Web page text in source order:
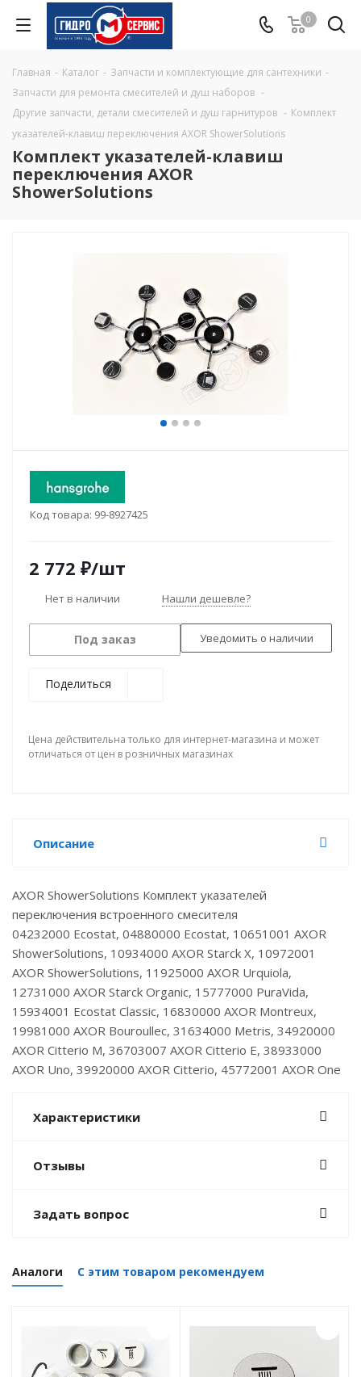
0
Главная - Каталог - Запчасти и комплектующие для сантехники -
Запчасти для ремонта смесителей и душ наборов -
Другие запчасти, детали смесителей и душ гарнитуров - Комплект
указателей-клавиш переключения AXOR ShowerSolutions
Комплект указателей-клавиш
переключения AXOR
ShowerSolutions
Код товара: 99-8927425
2 772 ₽/шт
Нет в наличии Нашли дешевле?
Под заказ Уведомить о наличии
Поделиться
Цена действительна только для интернет-магазина и может
отличаться от цен в розничных магазинах
Описание
AXOR ShowerSolutions Комплект указателей
переключения встроенного смесителя
04232000 Ecostat, 04880000 Ecostat, 10651001 AXOR
ShowerSolutions, 10934000 AXOR Starck X, 10972001
AXOR ShowerSolutions, 11925000 AXOR Urquiola,
12731000 AXOR Starck Organic, 15777000 PuraVida,
15934001 Ecostat Classic, 16830000 AXOR Montreux,
19981000 AXOR Bouroullec, 31634000 Metris, 34920000
AXOR Citterio M, 36703007 AXOR Citterio E, 38933000
AXOR Uno, 39920000 AXOR Citterio, 45772001 AXOR One
Характеристики
Отзывы
Задать вопрос
Аналоги С этим товаром рекомендуем